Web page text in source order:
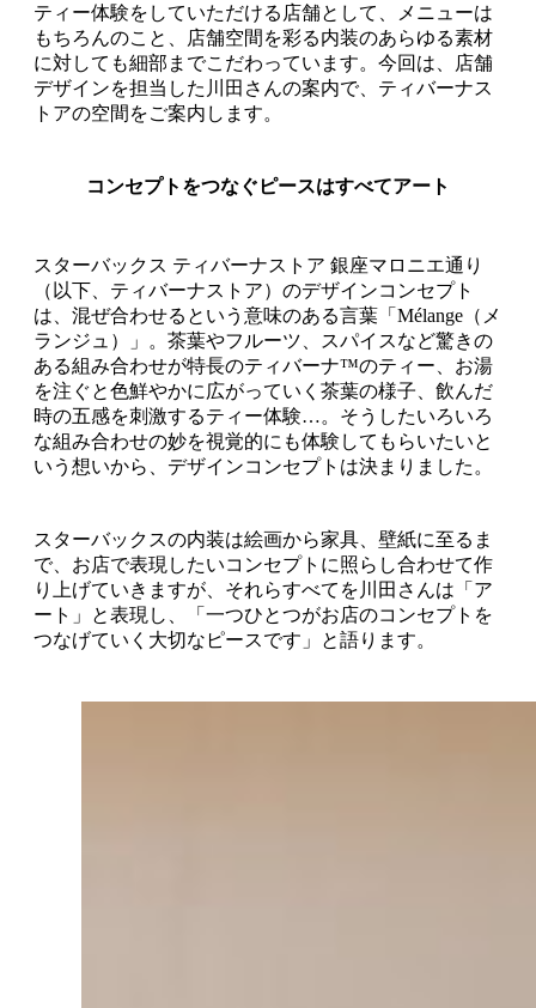
ティー体験をしていただける店舗として、メニューは
もちろんのこと、店舗空間を彩る内装のあらゆる素材
に対しても細部までこだわっています。今回は、店舗
デザインを担当した川田さんの案内で、ティバーナス
トアの空間をご案内します。
コンセプトをつなぐピースはすべてアート
スターバックス ティバーナストア 銀座マロニエ通り
（以下、ティバーナストア）のデザインコンセプト
は、混ぜ合わせるという意味のある言葉「Mélange（メ
ランジュ）」。茶葉やフルーツ、スパイスなど驚きの
ある組み合わせが特長のティバーナ™のティー、お湯
を注ぐと色鮮やかに広がっていく茶葉の様子、飲んだ
時の五感を刺激するティー体験…。そうしたいろいろ
な組み合わせの妙を視覚的にも体験してもらいたいと
いう想いから、デザインコンセプトは決まりました。
スターバックスの内装は絵画から家具、壁紙に至るま
で、お店で表現したいコンセプトに照らし合わせて作
り上げていきますが、それらすべてを川田さんは「ア
ート」と表現し、「一つひとつがお店のコンセプトを
つなげていく大切なピースです」と語ります。